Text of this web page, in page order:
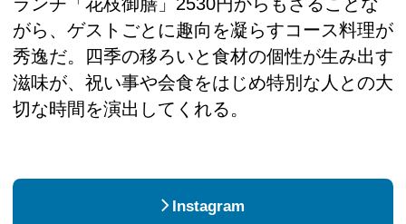
がら、ゲストごとに趣向を凝らすコース料理が
秀逸だ。四季の移ろいと食材の個性が生み出す
滋味が、祝い事や会食をはじめ特別な人との大
切な時間を演出してくれる。
Instagram